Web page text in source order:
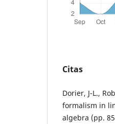
Citas
Dorier, J-L.,
formalism in
algebra (pp.